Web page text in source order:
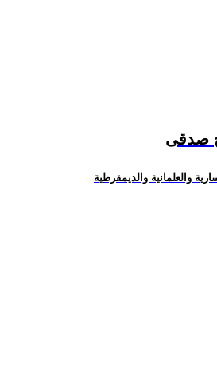
صدقى
والعلمانية والديمقرطية